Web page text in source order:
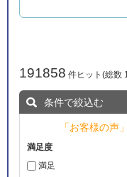
191858 件ヒット(総数
条件で絞込む
「お客様の声
満足